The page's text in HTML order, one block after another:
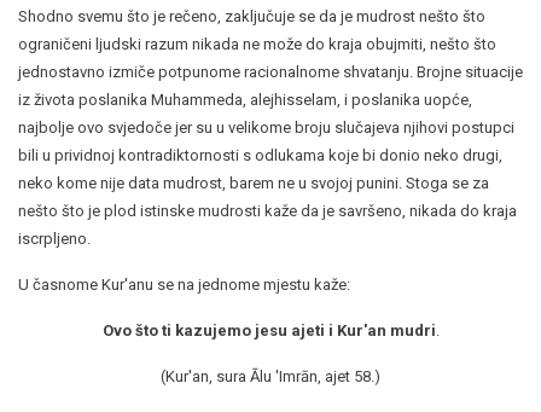
Shodno svemu što je rečeno, zaključuje se da je mudrost nešto što
ograničeni ljudski razum nikada ne može do kraja obujmiti, nešto što
jednostavno izmiče potpunome racionalnome shvatanju. Brojne situacije
iz života poslanika Muhammeda, alejhisselam, i poslanika uopće,
najbolje ovo svjedoče jer su u velikome broju slučajeva njihovi postupci
bili u prividnoj kontradiktornosti s odlukama koje bi donio neko drugi,
neko kome nije data mudrost, barem ne u svojoj punini. Stoga se za
nešto što je plod istinske mudrosti kaže da je savršeno, nikada do kraja
iscrpljeno.
U časnome Kur'anu se na jednome mjestu kaže:
Ovo što ti kazujemo jesu ajeti i Kur'an mudri
(Kur'an, sura Ālu 'Imrān, ajet 58.)